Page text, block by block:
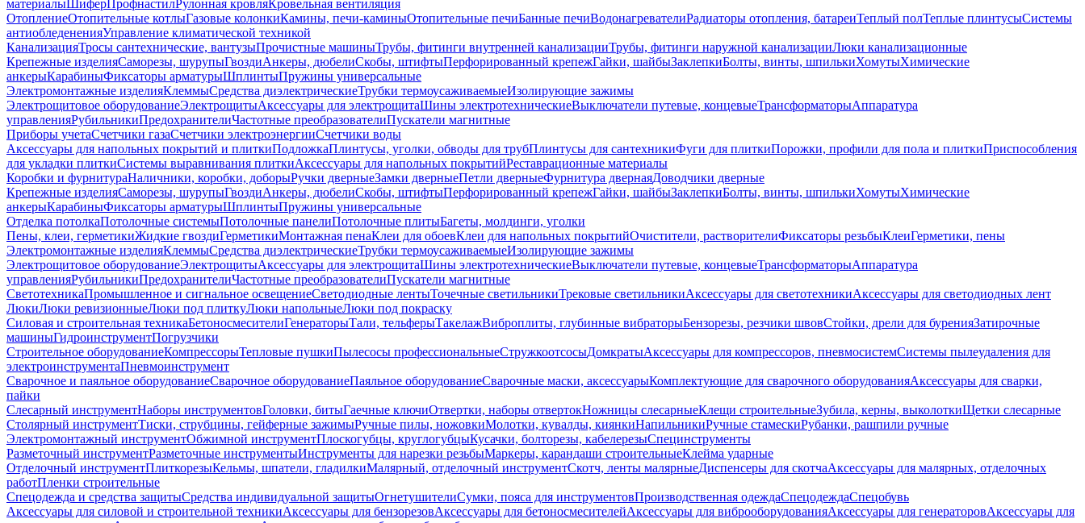
материалыШиферПрофнастилРулонная кровляКровельная вентиляция
ОтоплениеОтопительные котлыГазовые колонкиКамины, печи-каминыОтопительные печиБанные печиВодонагревателиРадиаторы отопления, батареиТеплый полТеплые плинтусыСистемы
антиобледененияУправление климатической техникой
КанализацияТросы сантехнические, вантузыПрочистные машиныТрубы, фитинги внутренней канализацииТрубы, фитинги наружной канализацииЛюки канализационные
Крепежные изделияСаморезы, шурупыГвоздиАнкеры, дюбелиСкобы, штифтыПерфорированный крепежГайки, шайбыЗаклепкиБолты, винты, шпилькиХомутыХимические
анкерыКарабиныФиксаторы арматурыШплинтыПружины универсальные
Электромонтажные изделияКлеммыСредства диэлектрическиеТрубки термоусаживаемыеИзолирующие зажимы
Электрощитовое оборудованиеЭлектрощитыАксессуары для электрощитаШины электротехническиеВыключатели путевые, концевыеТрансформаторыАппаратура
управленияРубильникиПредохранителиЧастотные преобразователиПускатели магнитные
Приборы учетаСчетчики газаСчетчики электроэнергииСчетчики воды
Аксессуары для напольных покрытий и плиткиПодложкаПлинтусы, уголки, обводы для трубПлинтусы для сантехникиФуги для плиткиПорожки, профили для пола и плиткиПриспособления
для укладки плиткиСистемы выравнивания плиткиАксессуары для напольных покрытийРеставрационные материалы
Коробки и фурнитураНаличники, коробки, доборыРучки дверныеЗамки дверныеПетли дверныеФурнитура двернаяДоводчики дверные
Крепежные изделияСаморезы, шурупыГвоздиАнкеры, дюбелиСкобы, штифтыПерфорированный крепежГайки, шайбыЗаклепкиБолты, винты, шпилькиХомутыХимические
анкерыКарабиныФиксаторы арматурыШплинтыПружины универсальные
Отделка потолкаПотолочные системыПотолочные панелиПотолочные плитыБагеты, молдинги, уголки
Пены, клеи, герметикиЖидкие гвоздиГерметикиМонтажная пенаКлеи для обоевКлеи для напольных покрытийОчистители, растворителиФиксаторы резьбыКлеиГерметики, пены
Электромонтажные изделияКлеммыСредства диэлектрическиеТрубки термоусаживаемыеИзолирующие зажимы
Электрощитовое оборудованиеЭлектрощитыАксессуары для электрощитаШины электротехническиеВыключатели путевые, концевыеТрансформаторыАппаратура
управленияРубильникиПредохранителиЧастотные преобразователиПускатели магнитные
СветотехникаПромышленное и сигнальное освещениеСветодиодные лентыТочечные светильникиТрековые светильникиАксессуары для светотехникиАксессуары для светодиодных лент
ЛюкиЛюки ревизионныеЛюки под плиткуЛюки напольныеЛюки под покраску
Силовая и строительная техникаБетоносмесителиГенераторыТали, тельферыТакелажВиброплиты, глубинные вибраторыБензорезы, резчики швовСтойки, дрели для буренияЗатирочные
машиныГидроинструментПогрузчики
Строительное оборудованиеКомпрессорыТепловые пушкиПылесосы профессиональныеСтружкоотсосыДомкратыАксессуары для компрессоров, пневмосистемСистемы пылеудаления для
электроинструментаПневмоинструмент
Сварочное и паяльное оборудованиеСварочное оборудованиеПаяльное оборудованиеСварочные маски, аксессуарыКомплектующие для сварочного оборудованияАксессуары для сварки,
пайки
Слесарный инструментНаборы инструментовГоловки, битыГаечные ключиОтвертки, наборы отвертокНожницы слесарныеКлещи строительныеЗубила, керны, выколоткиЩетки слесарные
Столярный инструментТиски, струбцины, гейферные зажимыРучные пилы, ножовкиМолотки, кувалды, киянкиНапильникиРучные стамескиРубанки, рашпили ручные
Электромонтажный инструментОбжимной инструментПлоскогубцы, круглогубцыКусачки, болторезы, кабелерезыСпецинструменты
Разметочный инструментРазметочные инструментыИнструменты для нарезки резьбыМаркеры, карандаши строительныеКлейма ударные
Отделочный инструментПлиткорезыКельмы, шпатели, гладилкиМалярный, отделочный инструментСкотч, ленты малярныеДиспенсеры для скотчаАксессуары для малярных, отделочных
работПленки строительные
Спецодежда и средства защитыСредства индивидуальной защитыОгнетушителиСумки, пояса для инструментовПроизводственная одеждаСпецодеждаСпецобувь
Аксессуары для силовой и строительной техникиАксессуары для бензорезовАксессуары для бетоносмесителейАксессуары для виброоборудованияАксессуары для генераторовАксессуары для